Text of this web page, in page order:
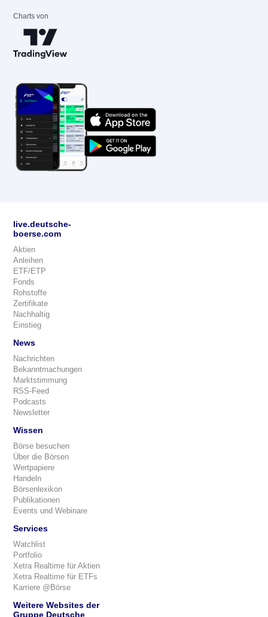
Charts von
live.deutsche-
boerse.com
Aktien
Anleihen
ETF/ETP
Fonds
Rohstoffe
Zertifikate
Nachhaltig
Einstieg
News
Nachrichten
Bekanntmachungen
Marktstimmung
RSS-Feed
Podcasts
Newsletter
Wissen
Börse besuchen
Über die Börsen
Wertpapiere
Handeln
Börsenlexikon
Publikationen
Events und Webinare
Services
Watchlist
Portfolio
Xetra Realtime für Aktien
Xetra Realtime für ETFs
Karriere @Börse
Weitere Websites der
Gruppe Deutsche